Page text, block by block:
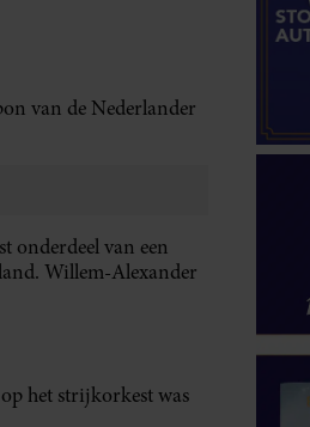
van de Nederlander
onderdeel van een
Willem-Alexander
het strijkorkest was